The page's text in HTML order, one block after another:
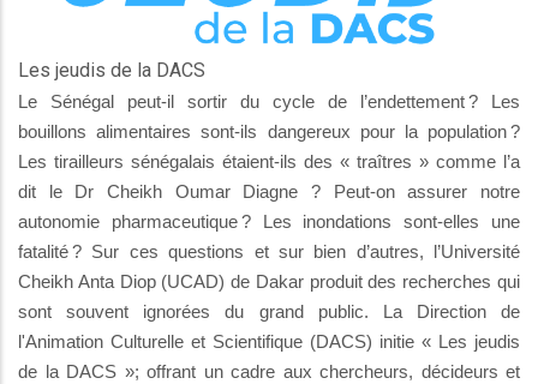
Les jeudis de la DACS
Le Sénégal peut-il sortir du cycle de l’endettement ? Les
bouillons alimentaires sont-ils dangereux pour la population ?
Les tirailleurs sénégalais étaient-ils des « traîtres » comme l’a
dit le Dr Cheikh Oumar Diagne ? Peut-on assurer notre
autonomie pharmaceutique ? Les inondations sont-elles une
fatalité ? Sur ces questions et sur bien d’autres, l’Université
Cheikh Anta Diop (UCAD) de Dakar produit des recherches qui
sont souvent ignorées du grand public. La Direction de
l'Animation Culturelle et Scientifique (DACS) initie « Les jeudis
de la DACS »; offrant un cadre aux chercheurs, décideurs et